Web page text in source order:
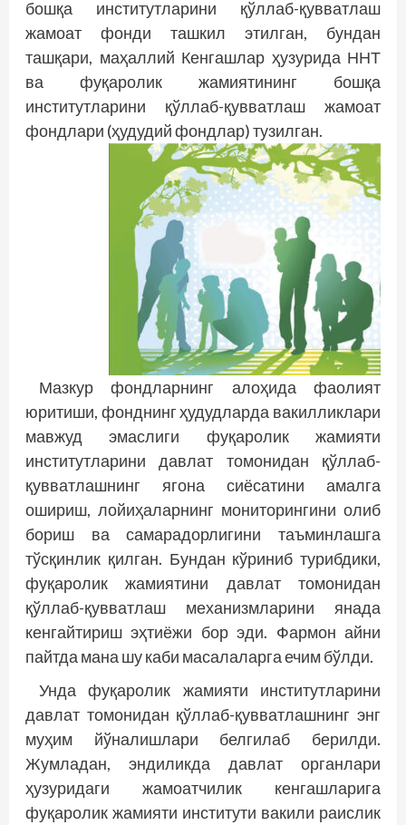
бошқа институтларини қўллаб-қувватлаш
жамоат фонди ташкил этилган, бундан
ташқари, маҳаллий Кенгашлар ҳузурида ННТ
ва фуқаролик жамиятининг бошқа
институтларини қўллаб-қувватлаш жамоат
фондлари (ҳудудий фондлар) тузилган.
Мазкур фондларнинг алоҳида фаолият
юритиши, фонднинг ҳудудларда вакилликлари
мавжуд эмаслиги фуқаролик жамияти
институтларини давлат томонидан қўллаб-
қувватлашнинг ягона сиёсатини амалга
ошириш, лойиҳаларнинг мониторингини олиб
бориш ва самарадорлигини таъминлашга
тўсқинлик қилган. Бундан кўриниб турибдики,
фуқаролик жамиятини давлат томонидан
қўллаб-қувватлаш механизмларини янада
кенгайтириш эҳтиёжи бор эди. Фармон айни
пайтда мана шу каби масалаларга ечим бўлди.
Унда фуқаролик жамияти институтларини
давлат томонидан қўллаб-қувватлашнинг энг
муҳим йўналишлари белгилаб берилди.
Жумладан, эндиликда давлат органлари
ҳузуридаги жамоатчилик кенгашларига
фуқаролик жамияти институти вакили раислик